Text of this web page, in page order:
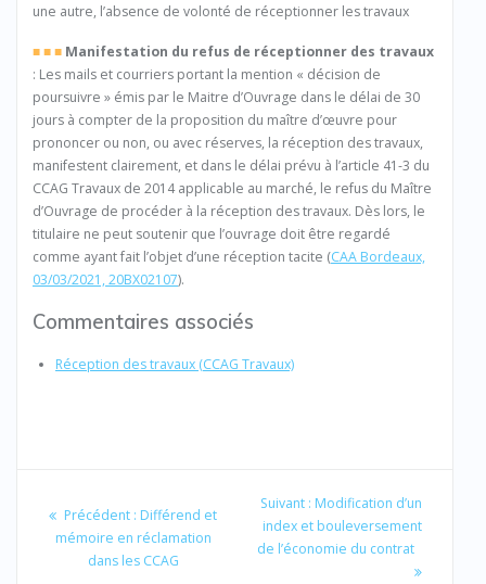
une autre, l’absence de volonté de réceptionner les travaux
■ ■ ■ Manifestation du refus de réceptionner des travaux
: Les mails et courriers portant la mention « décision de
poursuivre » émis par le Maitre d’Ouvrage dans le délai de 30
jours à compter de la proposition du maître d’œuvre pour
prononcer ou non, ou avec réserves, la réception des travaux,
manifestent clairement, et dans le délai prévu à l’article 41-3 du
CCAG Travaux de 2014 applicable au marché, le refus du Maître
d’Ouvrage de procéder à la réception des travaux. Dès lors, le
titulaire ne peut soutenir que l’ouvrage doit être regardé
comme ayant fait l’objet d’une réception tacite (CAA Bordeaux,
03/03/2021, 20BX02107).
Commentaires associés
Réception des travaux (CCAG Travaux)
de
l’article
Précédent : Article
précédent
:
Différend et
mémoire en réclamation
dans les CCAG
Suivant : Article
suivant
:
Modification d’un
index et bouleversement
de l’économie du contrat